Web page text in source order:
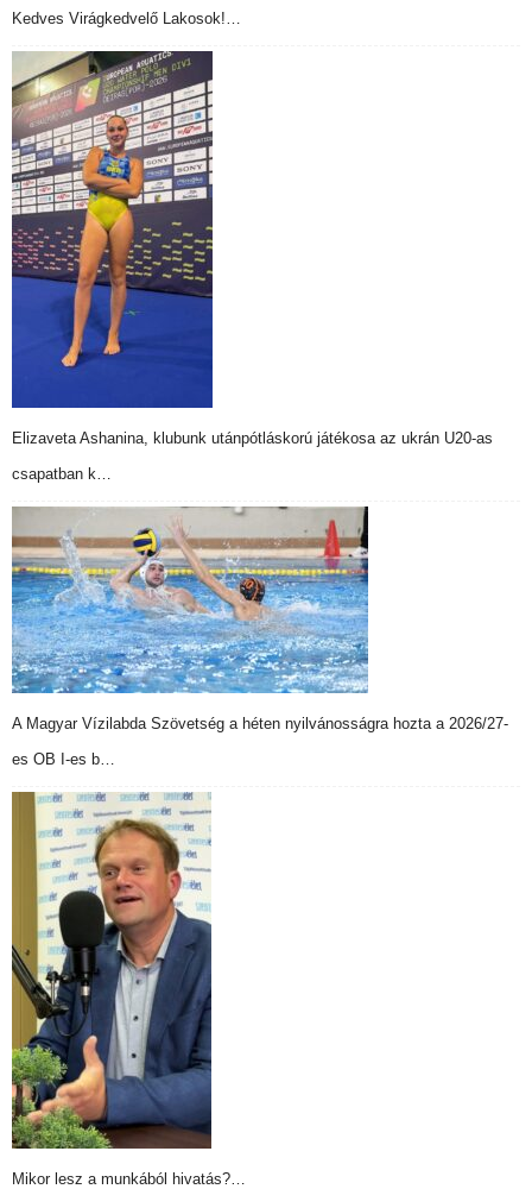
Kedves Virágkedvelő Lakosok!…
Elizaveta Ashanina, klubunk utánpótláskorú játékosa az ukrán U20-as
csapatban k…
A Magyar Vízilabda Szövetség a héten nyilvánosságra hozta a 2026/27-
es OB I-es b…
Mikor lesz a munkából hivatás?…